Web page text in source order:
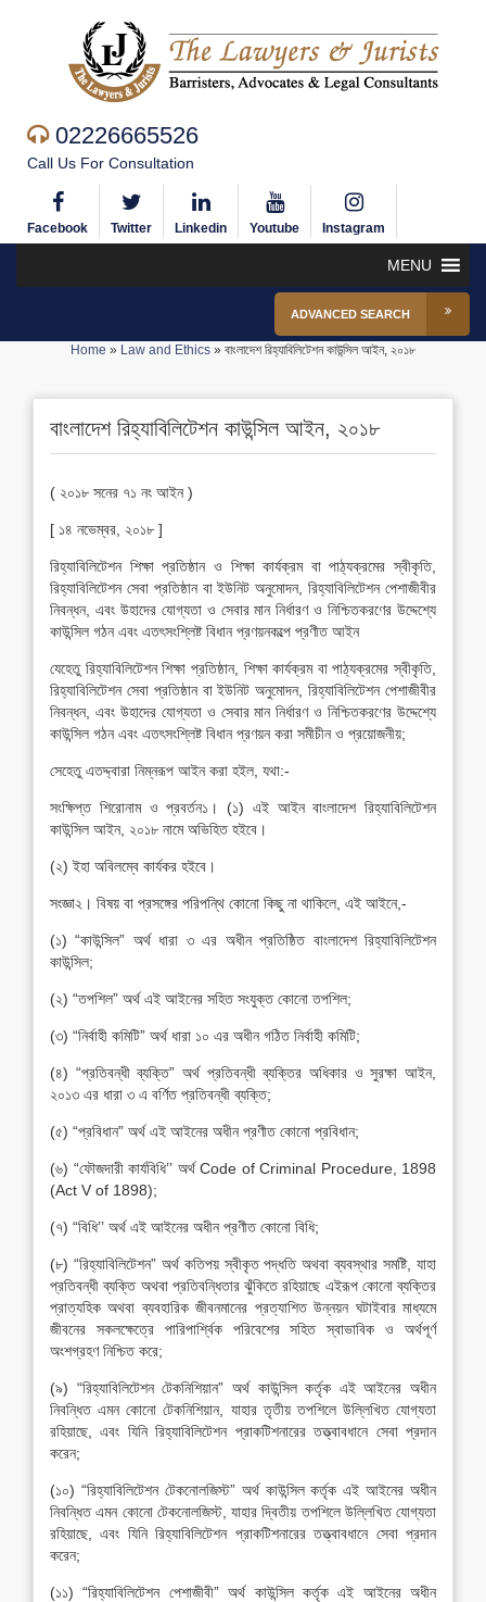
02226665526
Call Us For Consultation
Facebook Twitter Linkedin Youtube Instagram
MENU
ADVANCED SEARCH
Home » Law and Ethics » বাংলাদেশ রিহ্যাবিলিটেশন কাউন্সিল আইন, ২০১৮
বাংলাদেশ রিহ্যাবিলিটেশন কাউন্সিল আইন, ২০১৮
( ২০১৮ সনের ৭১ নং আইন )
[ ১৪ নভেম্বর, ২০১৮ ]
রিহ্যাবিলিটেশন শিক্ষা প্রতিষ্ঠান ও শিক্ষা কার্যক্রম বা পাঠ্যক্রমের স্বীকৃতি,
রিহ্যাবিলিটেশন সেবা প্রতিষ্ঠান বা ইউনিট অনুমোদন, রিহ্যাবিলিটেশন পেশাজীবীর
নিবন্ধন, এবং উহাদের যোগ্যতা ও সেবার মান নির্ধারণ ও নিশ্চিতকরণের উদ্দেশ্যে
কাউন্সিল গঠন এবং এতৎসংশ্লিষ্ট বিধান প্রণয়নকল্পে প্রণীত আইন
যেহেতু রিহ্যাবিলিটেশন শিক্ষা প্রতিষ্ঠান, শিক্ষা কার্যক্রম বা পাঠ্যক্রমের স্বীকৃতি,
রিহ্যাবিলিটেশন সেবা প্রতিষ্ঠান বা ইউনিট অনুমোদন, রিহ্যাবিলিটেশন পেশাজীবীর
নিবন্ধন, এবং উহাদের যোগ্যতা ও সেবার মান নির্ধারণ ও নিশ্চিতকরণের উদ্দেশ্যে
কাউন্সিল গঠন এবং এতৎসংশ্লিষ্ট বিধান প্রণয়ন করা সমীচীন ও প্রয়োজনীয়;
সেহেতু এতদ্দ্বারা নিম্নরূপ আইন করা হইল, যথা:-
সংক্ষিপ্ত শিরোনাম ও প্রবর্তন১। (১) এই আইন বাংলাদেশ রিহ্যাবিলিটেশন
কাউন্সিল আইন, ২০১৮ নামে অভিহিত হইবে।
(২) ইহা অবিলম্বে কার্যকর হইবে।
সংজ্ঞা২। বিষয় বা প্রসঙ্গের পরিপন্থি কোনো কিছু না থাকিলে, এই আইনে,-
(১) “কাউন্সিল” অর্থ ধারা ৩ এর অধীন প্রতিষ্ঠিত বাংলাদেশ রিহ্যাবিলিটেশন
কাউন্সিল;
(২) “তপশিল” অর্থ এই আইনের সহিত সংযুক্ত কোনো তপশিল;
(৩) “নির্বাহী কমিটি” অর্থ ধারা ১০ এর অধীন গঠিত নির্বাহী কমিটি;
(৪) “প্রতিবন্ধী ব্যক্তি” অর্থ প্রতিবন্ধী ব্যক্তির অধিকার ও সুরক্ষা আইন,
২০১৩ এর ধারা ৩ এ বর্ণিত প্রতিবন্ধী ব্যক্তি;
(৫) “প্রবিধান” অর্থ এই আইনের অধীন প্রণীত কোনো প্রবিধান;
(৬) “ফৌজদারী কার্যবিধি’’ অর্থ Code of Criminal Procedure, 1898
(Act V of 1898);
(৭) “বিধি’’ অর্থ এই আইনের অধীন প্রণীত কোনো বিধি;
(৮) “রিহ্যাবিলিটেশন” অর্থ কতিপয় স্বীকৃত পদ্ধতি অথবা ব্যবস্থার সমষ্টি, যাহা
প্রতিবন্ধী ব্যক্তি অথবা প্রতিবন্ধিতার ঝুঁকিতে রহিয়াছে এইরূপ কোনো ব্যক্তির
প্রাত্যহিক অথবা ব্যবহারিক জীবনমানের প্রত্যাশিত উন্নয়ন ঘটাইবার মাধ্যমে
জীবনের সকলক্ষেত্রে পারিপার্শ্বিক পরিবেশের সহিত স্বাভাবিক ও অর্থপূর্ণ
অংশগ্রহণ নিশ্চিত করে;
(৯) “রিহ্যাবিলিটেশন টেকনিশিয়ান” অর্থ কাউন্সিল কর্তৃক এই আইনের অধীন
নিবন্ধিত এমন কোনো টেকনিশিয়ান, যাহার তৃতীয় তপশিলে উল্লিখিত যোগ্যতা
রহিয়াছে, এবং যিনি রিহ্যাবিলিটেশন প্রাকটিশনারের তত্ত্বাবধানে সেবা প্রদান
করেন;
(১০) “রিহ্যাবিলিটেশন টেকনোলজিস্ট” অর্থ কাউন্সিল কর্তৃক এই আইনের অধীন
নিবন্ধিত এমন কোনো টেকনোলজিস্ট, যাহার দ্বিতীয় তপশিলে উল্লিখিত যোগ্যতা
রহিয়াছে, এবং যিনি রিহ্যাবিলিটেশন প্রাকটিশনারের তত্ত্বাবধানে সেবা প্রদান
করেন;
(১১) “রিহ্যাবিলিটেশন পেশাজীবী” অর্থ কাউন্সিল কর্তৃক এই আইনের অধীন